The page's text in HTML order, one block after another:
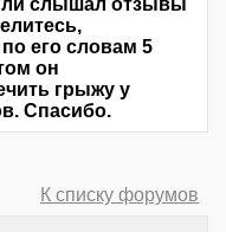
слышал отзывы
его словам 5
он
грыжу у
Спасибо.
К списку форумов